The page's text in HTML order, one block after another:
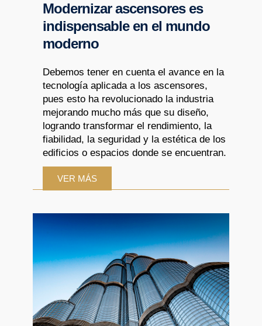
Modernizar ascensores es
indispensable en el mundo
moderno
Debemos tener en cuenta el avance en la
tecnología aplicada a los ascensores,
pues esto ha revolucionado la industria
mejorando mucho más que su diseño,
logrando transformar el rendimiento, la
fiabilidad, la seguridad y la estética de los
edificios o espacios donde se encuentran.
VER MÁS